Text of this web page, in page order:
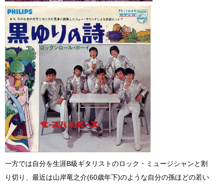
一方では自分を生涯B級ギタリストのロック・ミュージシャンと割
り切り、最近は山岸竜之介(60歳年下)のような自分の孫ほどの若い